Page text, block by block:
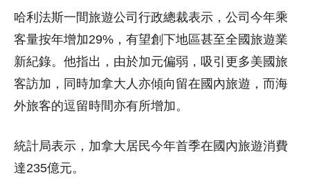
哈利法斯一間旅遊公司行政總裁表示，公司今年乘
客量按年增加29%，有望創下地區甚至全國旅遊業
新紀錄。他指出，由於加元偏弱，吸引更多美國旅
客訪加，同時加拿大人亦傾向留在國內旅遊，而海
外旅客的逗留時間亦有所增加。
統計局表示，加拿大居民今年首季在國內旅遊消費
達235億元。